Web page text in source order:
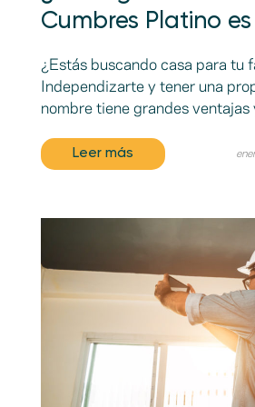
Cumbres Platino
¿Estás buscando casa para tu
Independizarte y tener una
nombre tiene grandes ventajas
Leer más